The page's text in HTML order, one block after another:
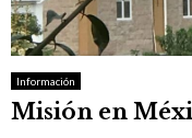
E
N
Información
Misión en